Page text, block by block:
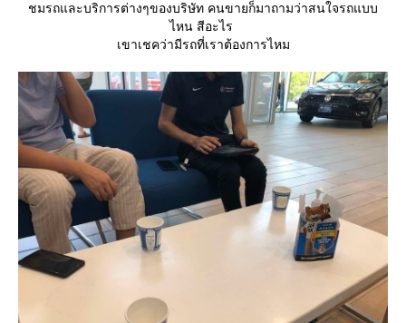
ชมรถและบริการต่างๆของบริษัท คนขายก็มาถามว่าสนใจรถแบบ
ไหน สีอะไร
เขาเชคว่ามีรถที่เราต้องการไหม